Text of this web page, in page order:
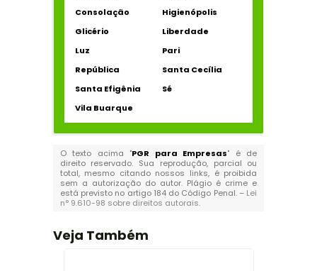
Consolação
Higienópolis
Glicério
Liberdade
Luz
Pari
República
Santa Cecília
Santa Efigênia
Sé
Vila Buarque
O texto acima "PGR para Empresas" é de
direito reservado. Sua reprodução, parcial ou
total, mesmo citando nossos links, é proibida
sem a autorização do autor. Plágio é crime e
está previsto no artigo 184 do Código Penal. – Lei
n° 9.610-98 sobre direitos autorais.
Veja Também